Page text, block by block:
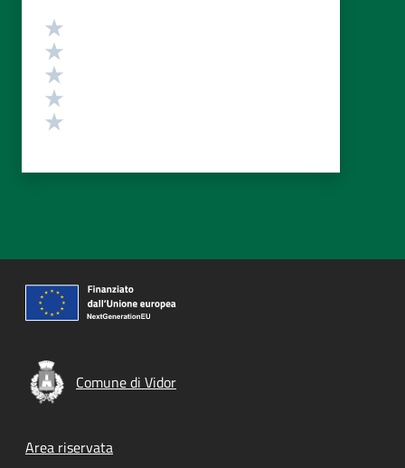
Valutazione
Comune di Vidor
Footer menu
Area riservata